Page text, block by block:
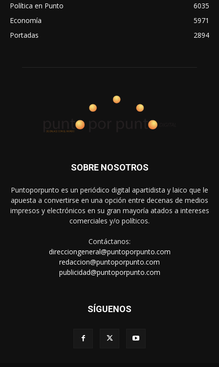
Política en Punto
6035
Economía
5971
Portadas
2894
SOBRE NOSOTROS
Puntoporpunto es un periódico digital apartidista y laico que le
apuesta a convertirse en una opción entre decenas de medios
impresos y electrónicos en su gran mayoría atados a intereses
comerciales y/o políticos.
Contáctanos:
direcciongeneral@puntoporpunto.com
redaccion@puntoporpunto.com
publicidad@puntoporpunto.com
SÍGUENOS